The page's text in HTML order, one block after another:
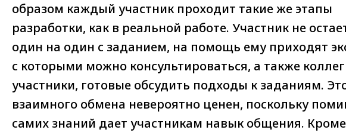
образом каждый участник проходит такие же этапы
разработки, как в реальной работе. Участник не
один на один с заданием, на помощь ему приходят
с которыми можно консультироваться, а также
участники, готовые обсудить подходы к заданиям.
взаимного обмена невероятно ценен, поскольку
самих знаний дает участникам навык общения. Кроме